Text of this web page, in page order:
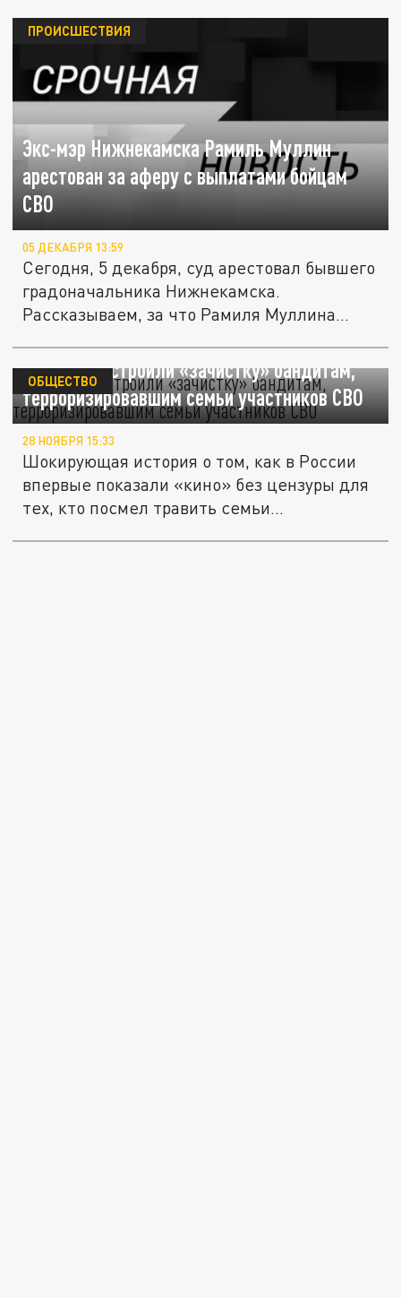
Экс-мэр Нижнекамска Рамиль Муллин
арестован за аферу с выплатами бойцам
СВО
ПРОИСШЕСТВИЯ
05 ДЕКАБРЯ 13:59
Сегодня, 5 декабря, суд арестовал бывшего
градоначальника Нижнекамска.
Рассказываем, за что Рамиля Муллина...
Силовики устроили «зачистку» бандитам,
терроризировавшим семьи участников СВО
ОБЩЕСТВО
28 НОЯБРЯ 15:33
Шокирующая история о том, как в России
впервые показали «кино» без цензуры для
тех, кто посмел травить семьи...